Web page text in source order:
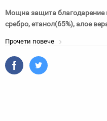
Мощна защита благодарение
сребро, етанол(65%), алое
Прочети повече